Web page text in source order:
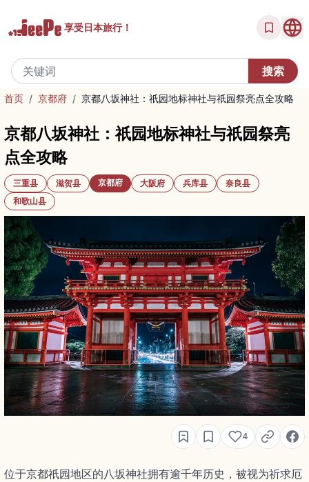
享受日本旅行！
首页 / 京都府 / 京都八坂神社：祇园地标神社与祇园祭亮点全攻略
京都八坂神社：祇园地标神社与祇园祭亮
点全攻略
三重县 滋贺县 京都府 大阪府 兵库县
奈良县
和歌山县
4
位于京都祇园地区的八坂神社拥有逾千年历史，被视为祈求厄